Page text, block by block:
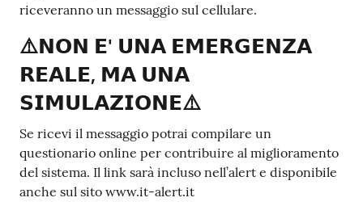
riceveranno un messaggio sul cellulare.
⚠️𝗡𝗢𝗡 𝗘' 𝗨𝗡𝗔 𝗘𝗠𝗘𝗥𝗚𝗘𝗡𝗭𝗔
𝗥𝗘𝗔𝗟𝗘, 𝗠𝗔 𝗨𝗡𝗔
𝗦𝗜𝗠𝗨𝗟𝗔𝗭𝗜𝗢𝗡𝗘⚠️
Se ricevi il messaggio potrai compilare un
questionario online per contribuire al miglioramento
del sistema. Il link sarà incluso nell’alert e disponibile
anche sul sito www.it-alert.it